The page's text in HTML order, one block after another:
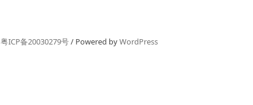
粤ICP备20030279号/ Powered byWordPress